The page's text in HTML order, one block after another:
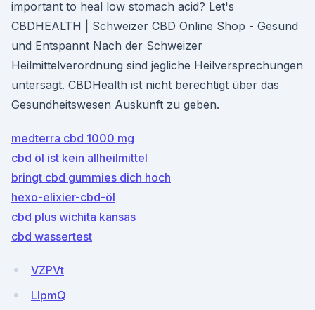
important to heal low stomach acid? Let's
CBDHEALTH | Schweizer CBD Online Shop - Gesund
und Entspannt Nach der Schweizer
Heilmittelverordnung sind jegliche Heilversprechungen
untersagt. CBDHealth ist nicht berechtigt über das
Gesundheitswesen Auskunft zu geben.
medterra cbd 1000 mg
cbd öl ist kein allheilmittel
bringt cbd gummies dich hoch
hexo-elixier-cbd-öl
cbd plus wichita kansas
cbd wassertest
VZPVt
LIpmQ